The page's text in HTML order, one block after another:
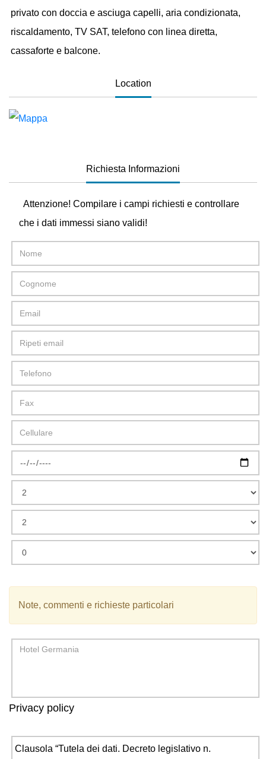
privato con doccia e asciuga capelli, aria condizionata,
riscaldamento, TV SAT, telefono con linea diretta,
cassaforte e balcone.
Location
Richiesta Informazioni
Attenzione! Compilare i campi richiesti e controllare
che i dati immessi siano validi!
Note, commenti e richieste particolari
Privacy policy
Clausola “Tutela dei dati. Decreto legislativo n.